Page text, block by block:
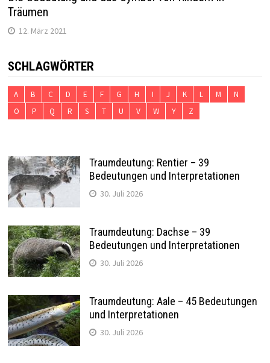
Träumen
12. März 2021
SCHLAGWÖRTER
A B C D E F G H I J K L M
N
O
P Q R S T U V W Y Z
Traumdeutung: Rentier – 39
Bedeutungen und Interpretationen
30. Juli 2026
Traumdeutung: Dachse – 39
Bedeutungen und Interpretationen
30. Juli 2026
Traumdeutung: Aale – 45 Bedeutungen
und Interpretationen
30. Juli 2026